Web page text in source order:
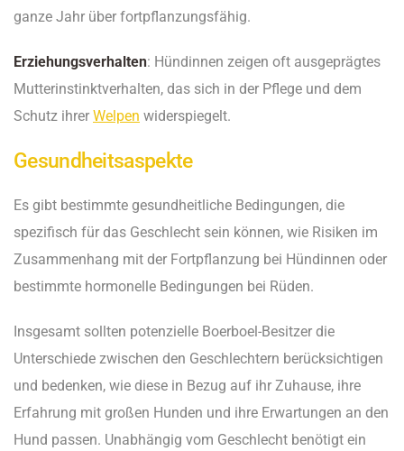
ganze Jahr über fortpflanzungsfähig.
Erziehungsverhalten: Hündinnen zeigen oft ausgeprägtes
Mutterinstinktverhalten, das sich in der Pflege und dem
Schutz ihrer Welpen widerspiegelt.
Gesundheitsaspekte
Es gibt bestimmte gesundheitliche Bedingungen, die
spezifisch für das Geschlecht sein können, wie Risiken im
Zusammenhang mit der Fortpflanzung bei Hündinnen oder
bestimmte hormonelle Bedingungen bei Rüden.
Insgesamt sollten potenzielle Boerboel-Besitzer die
Unterschiede zwischen den Geschlechtern berücksichtigen
und bedenken, wie diese in Bezug auf ihr Zuhause, ihre
Erfahrung mit großen Hunden und ihre Erwartungen an den
Hund passen. Unabhängig vom Geschlecht benötigt ein